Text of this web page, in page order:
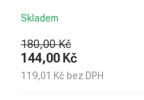
Skladem
180,00 Kč
144,00 Kč
119,01 Kč bez DPH